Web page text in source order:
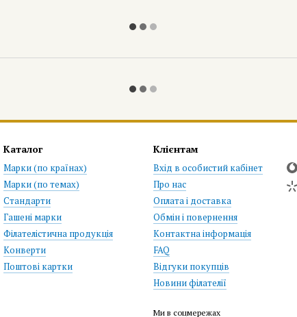
Каталог
Марки (по країнах)
Марки (по темах)
Стандарти
Гашені марки
Філателістична продукція
Конверти
Поштові картки
Клієнтам
Вхід в особистий кабінет
Про нас
Оплата і доставка
Обмін і повернення
Контактна інформація
FAQ
Відгуки покупців
Новини філателії
Ми в соцмережах